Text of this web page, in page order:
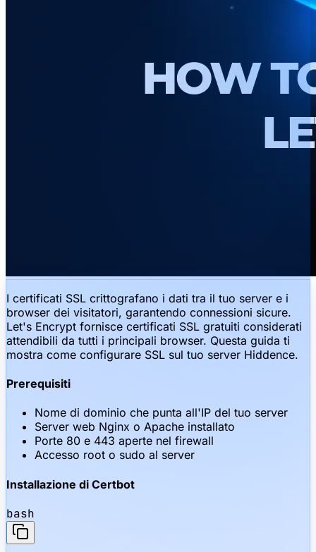
I certificati SSL crittografano i dati tra il tuo server e i
browser dei visitatori, garantendo connessioni sicure.
Let's Encrypt fornisce certificati SSL gratuiti considerati
attendibili da tutti i principali browser. Questa guida ti
mostra come configurare SSL sul tuo server Hiddence.
Prerequisiti
Nome di dominio che punta all'IP del tuo server
Server web Nginx o Apache installato
Porte 80 e 443 aperte nel firewall
Accesso root o sudo al server
Installazione di Certbot
bash